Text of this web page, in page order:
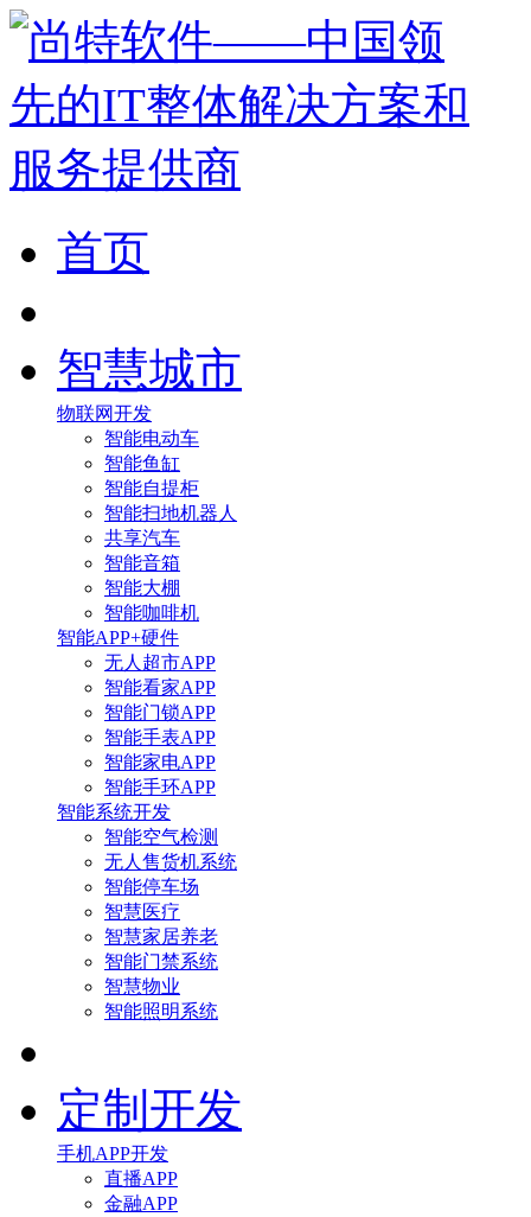
首页
智慧城市
物联网开发
智能电动车
智能鱼缸
智能自提柜
智能扫地机器人
共享汽车
智能音箱
智能大棚
智能咖啡机
智能APP+硬件
无人超市APP
智能看家APP
智能门锁APP
智能手表APP
智能家电APP
智能手环APP
智能系统开发
智能空气检测
无人售货机系统
智能停车场
智慧医疗
智慧家居养老
智能门禁系统
智慧物业
智能照明系统
定制开发
手机APP开发
直播APP
金融APP